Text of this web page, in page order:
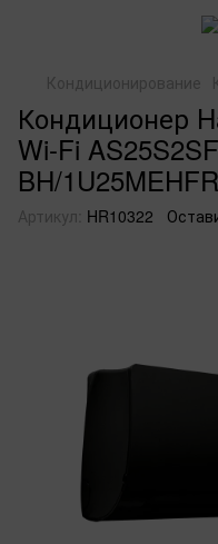
Кондиционирование
Кондиционер
Wi-Fi
BH/
Артикул: HR10322